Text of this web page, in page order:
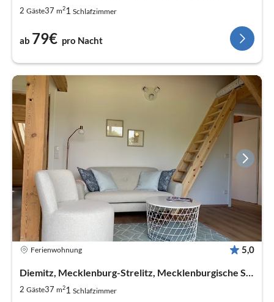
2 Gäste37 m21 Schlafzimmer
ab 79€ pro Nacht
Ferienwohnung 5,0
2 Gäste37 m21 Schlafzimmer